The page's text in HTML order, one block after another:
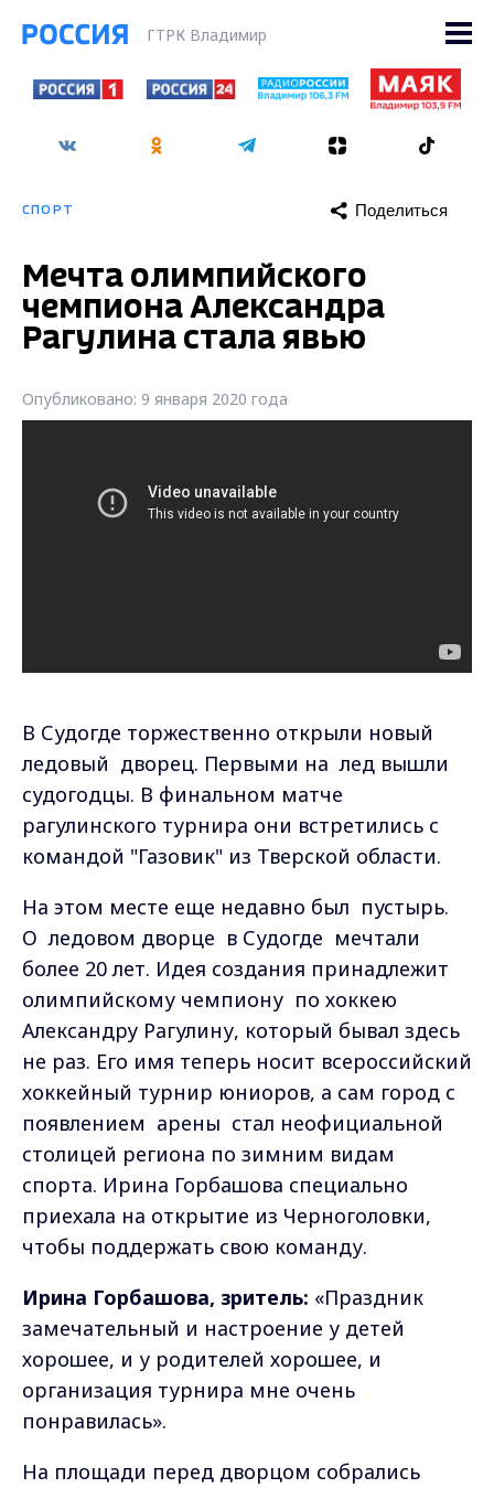
ГТРК Владимир
СПОРТ Поделиться
Мечта олимпийского
чемпиона Александра
Рагулина стала явью
Опубликовано: 9 января 2020 года
В Судогде торжественно открыли новый
ледовый дворец. Первыми на лед вышли
судогодцы. В финальном матче
рагулинского турнира они встретились с
командой "Газовик" из Тверской области.
На этом месте еще недавно был пустырь.
О ледовом дворце в Судогде мечтали
более 20 лет. Идея создания принадлежит
олимпийскому чемпиону по хоккею
Александру Рагулину, который бывал здесь
не раз. Его имя теперь носит всероссийский
хоккейный турнир юниоров, а сам город с
появлением арены стал неофициальной
столицей региона по зимним видам
спорта. Ирина Горбашова специально
приехала на открытие из Черноголовки,
чтобы поддержать свою команду.
Ирина Горбашова, зритель: «Праздник
замечательный и настроение у детей
хорошее, и у родителей хорошее, и
организация турнира мне очень
понравилась».
На площади перед дворцом собрались